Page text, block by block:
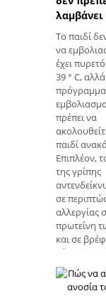
απόφραξη
διέλευση
αύξηση της
δυσα
Το παιδί
να
έχει
39 ° C,
πρόγραμμα
πρέπει να
παιδί
Επιπλέον,
της γρίπης
σε
αλλεργίας
πρωτεΐνη
και σε
κάτω των 6
Ωστόσο, εάν